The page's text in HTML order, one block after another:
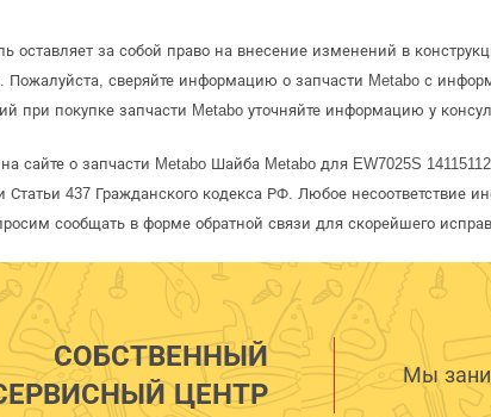
оставляет за собой право на внесение изменений в
Пожалуйста, сверяйте информацию о запчасти Metabo с
при покупке запчасти Metabo уточняйте информацию у
сайте о запчасти Metabo Шайба Metabo для EW7025S
437 Гражданского кодекса РФ. Любое несоответствие
сообщать в форме обратной связи для скорейшего
СОБСТВЕННЫЙ
ЦЕНТР
Мы